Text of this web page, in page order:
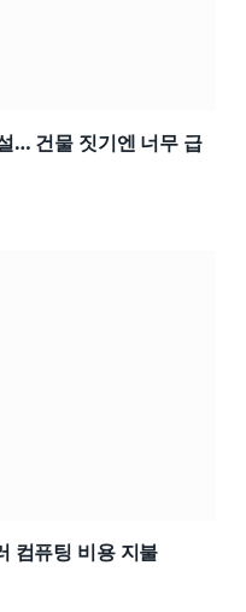
… 건물 짓기엔 너무 급
컴퓨팅 비용 지불